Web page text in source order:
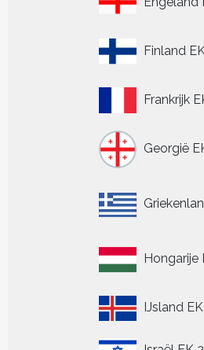
Finland
Frankrijk
Georgië
Hongarije
IJsland